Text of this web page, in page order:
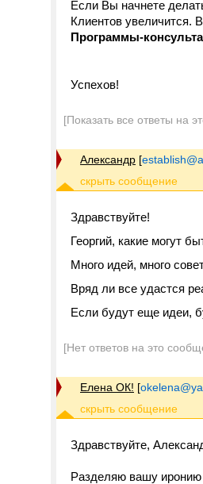
Если Вы начнете
Клиентов увеличится.
Программы-
Успехов!
[Показать все ответы на
Александр [
Здравствуйте!
Георгий, какие могут
Много идей, много
Вряд ли все удастся
Если будут еще идеи,
[Нет ответов на это
Елена ОК! [
Здравствуйте,
Разделяю вашу иронию